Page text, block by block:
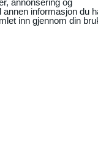
informasjon du
inn gjennom din